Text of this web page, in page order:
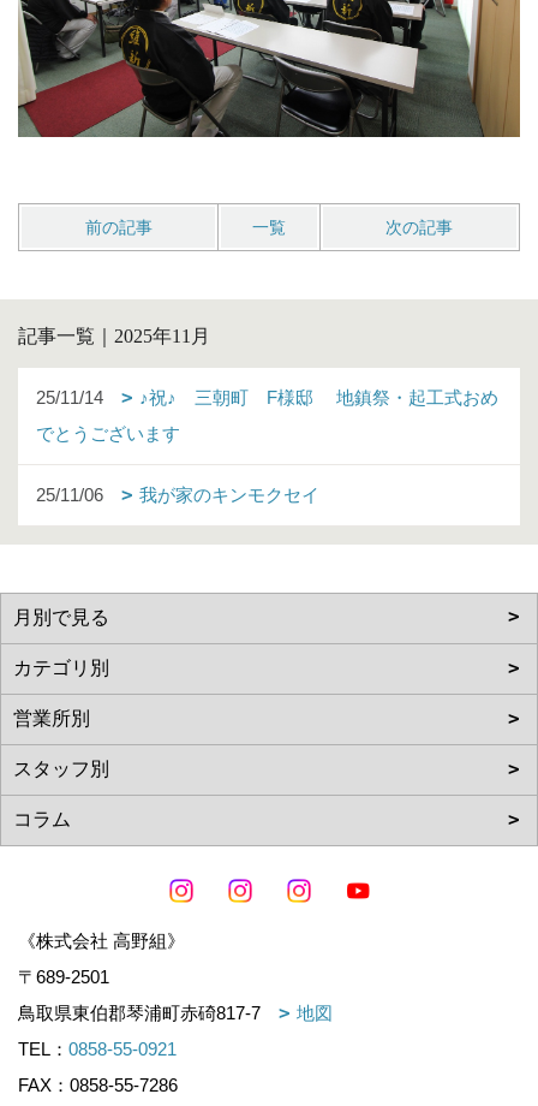
前の記事 一覧 次の記事
記事一覧｜2025年11月
25/11/14
♪祝♪ 三朝町 F様邸 地鎮祭・起工式おめ
でとうございます
25/11/06 我が家のキンモクセイ
《株式会社 高野組》
〒689-2501
鳥取県東伯郡琴浦町赤碕817-7
地図
TEL： 0858-55-0921
FAX：0858-55-7286